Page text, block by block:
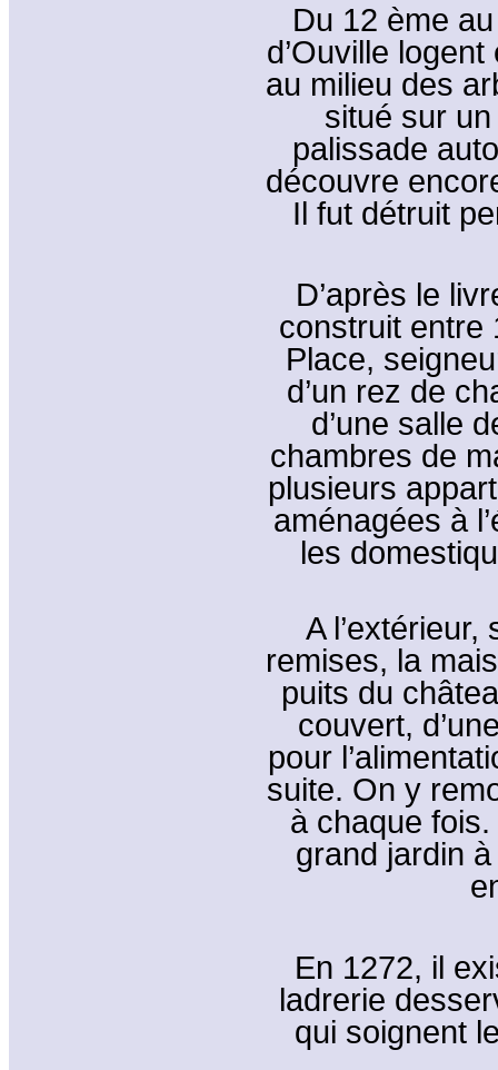
Du 12 ème
d’Ouville
au milieu des
situé sur
palissade
découvre
Il fut détruit
D’après le
construit entre
Place,
d’un rez de
d’une salle
chambres de
plusieurs
aménagées à
les
A
remises, la
puits du
couvert,
pour
suite. On y
à chaque
grand jardin
En 1272, il
ladrerie
qui soignent